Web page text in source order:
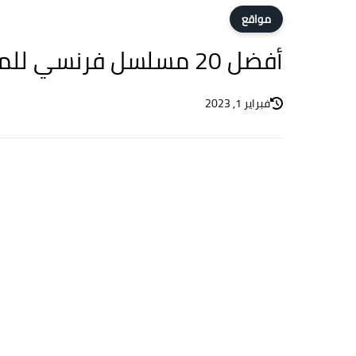
مواقع
أفضل 20 مسلسل فرنسي للمشاهدة على Netflix عام 2023
فبراير 1, 2023